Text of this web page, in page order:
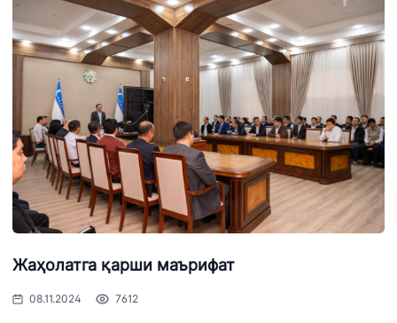
Жаҳолатга қарши маърифат
08.11.2024 7612